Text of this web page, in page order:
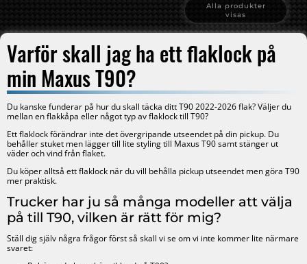
Alla produkter
visas
Varför skall jag ha ett flaklock på
min Maxus T90?
Du kanske funderar på hur du skall täcka ditt T90 2022-2026 flak? Väljer du
mellan en flakkåpa eller något typ av flaklock till T90?
Ett flaklock förändrar inte det övergripande utseendet på din pickup. Du
behåller stuket men lägger till lite styling till Maxus T90 samt stänger ut
väder och vind från flaket.
Du köper alltså ett flaklock när du vill behålla pickup utseendet men göra T90
mer praktisk.
Trucker har ju så många modeller att välja
på till T90, vilken är rätt för mig?
Ställ dig själv några frågor först så skall vi se om vi inte kommer lite närmare
svaret: